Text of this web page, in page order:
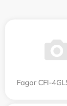
Fagor CFI-